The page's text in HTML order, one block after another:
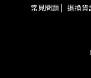
常見問題 | 退換貨